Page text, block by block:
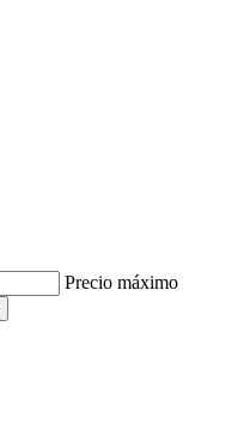
Precio máximo